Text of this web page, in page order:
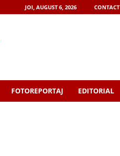
JOI, AUGUST 6, 2026 CONTACT
FOTOREPORTAJ EDITORIAL